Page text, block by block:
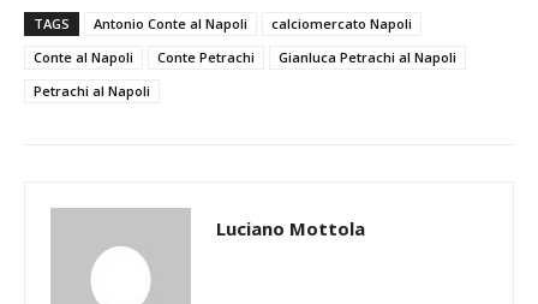
TAGS Antonio Conte al Napoli
calciomercato Napoli
Conte al Napoli
Conte Petrachi
Gianluca Petrachi al Napoli
Petrachi al Napoli
Luciano Mottola